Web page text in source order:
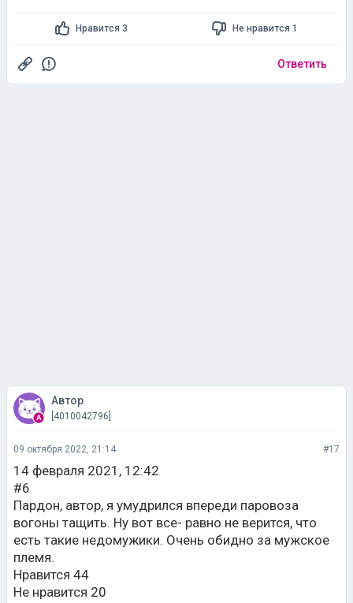
Нравится 3 Не нравится 1
Ответить
Автор
[4010042796]
09 октября 2022, 21:14 #17
14 февраля 2021, 12:42
#6
Пардон, автор, я умудрился впереди паровоза
вогоны тащить. Ну вот все- равно не верится, что
есть такие недомужики. Очень обидно за мужское
племя.
Нравится 44
Не нравится 20